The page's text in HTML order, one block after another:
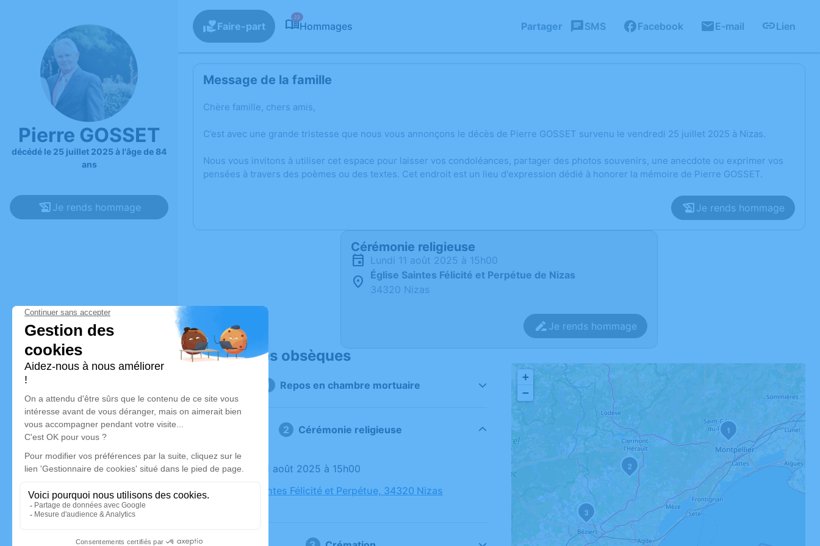
Pierre GOSSET
décédé le 25 juillet 2025 à l'âge de 84
ans
Je rends hommage
Faire-part
22
Hommages Partager SMS Facebook E-mail Lien
Message de la famille
Chère famille, chers amis,
C’est avec une grande tristesse que nous vous annonçons le décès de Pierre GOSSET survenu le vendredi 25 juillet 2025 à Nizas.
Nous vous invitons à utiliser cet espace pour laisser vos condoléances, partager des photos souvenirs, une anecdote ou exprimer vos
pensées à travers des poèmes ou des textes. Cet endroit est un lieu d'expression dédié à honorer la mémoire de Pierre GOSSET.
Je rends hommage
Cérémonie religieuse
lundi 11 août 2025 à 15h00
Église Saintes Félicité et Perpétue de Nizas
34320 Nizas
Je rends hommage
Déroulé des obsèques
Repos en chambre mortuaire
Cérémonie religieuse
Le lundi 11 août 2025 à 15h00
Église Saintes Félicité et Perpétue, 34320 Nizas
1
2
3
+
−